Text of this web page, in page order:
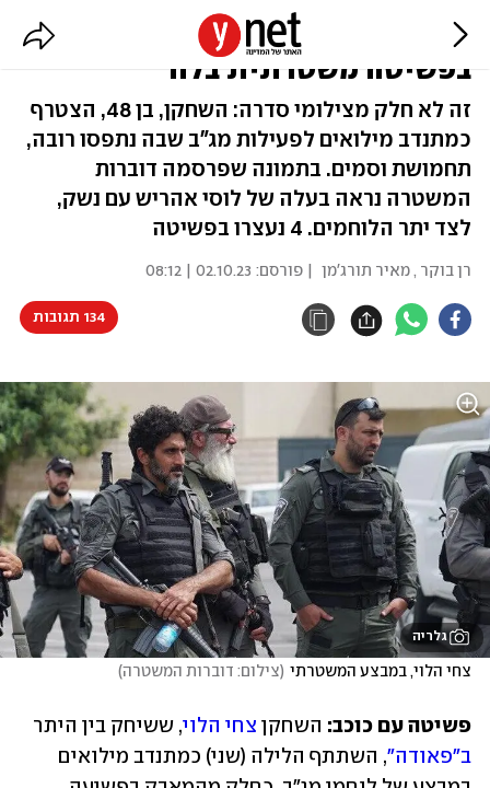
כוכב "פאודה" צחי הלוי השתתף
בפשיטה משטרתית בלוד
זה לא חלק מצילומי סדרה: השחקן, בן 48, הצטרף
כמתנדב מילואים לפעילות מג"ב שבה נתפסו רובה,
תחמושת וסמים. בתמונה שפרסמה דוברות
המשטרה נראה בעלה של לוסי אהריש עם נשק,
לצד יתר הלוחמים. 4 נעצרו בפשיטה
רן בוקר ,מאיר תורג'מן | פורסם: 02.10.23 | 08:12
134 תגובות
גלריה
צחי הלוי, במבצע המשטרתי (צילום: דוברות המשטרה)
פשיטה עם כוכב: השחקן צחי הלוי, ששיחק בין היתר
ב"פאודה"